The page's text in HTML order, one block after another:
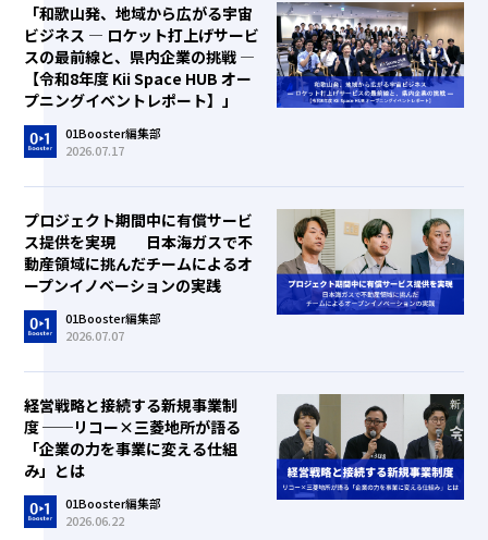
「和歌山発、地域から広がる宇宙
ビジネス ― ロケット打上げサービ
スの最前線と、県内企業の挑戦 ―
【令和8年度 Kii Space HUB オー
プニングイベントレポート】」
01Booster編集部
2026.07.17
プロジェクト期間中に有償サービ
ス提供を実現 日本海ガスで不
動産領域に挑んだチームによるオ
ープンイノベーションの実践
01Booster編集部
2026.07.07
経営戦略と接続する新規事業制
度 ──リコー×三菱地所が語る
「企業の力を事業に変える仕組
み」とは
01Booster編集部
2026.06.22